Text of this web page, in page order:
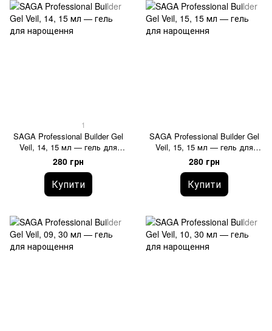
1
SAGA Professional Builder Gel
Veil, 14, 15 мл — гель для
нарощення
280 грн
Купити
SAGA Professional Builder Gel
Veil, 15, 15 мл — гель для
нарощення
280 грн
Купити